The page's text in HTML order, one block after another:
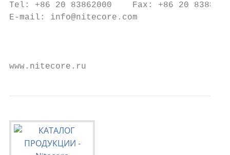
Tel: +86 20 83862000    Fax: +86 20
E-mail: info@nitecore.com
www.nitecore.ru